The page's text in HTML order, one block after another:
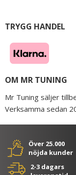
TRYGG HANDEL
OM MR TUNING
Mr Tuning säljer
Verksamma sedan
Över 25.000
nöjda kunder
2-3 dagars